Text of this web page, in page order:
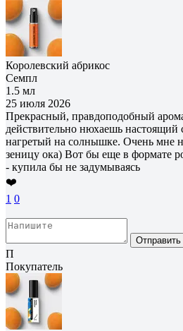
Королевский абрикос
Семпл
1.5 мл
25 июля 2026
Прекрасный, правдоподобный
действительно нюхаешь настоящий
нагретый на солнышке. Очень мне
зеницу ока) Вот бы еще в формате
- купила бы не задумываясь
❤️
1 0
Отправить
П
Покупатель